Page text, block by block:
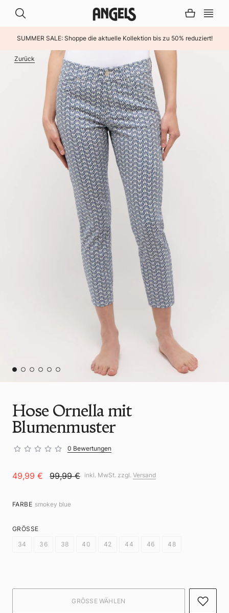
SUMMER SALE: Shoppe die aktuelle Kollektion bis zu 50% reduziert!
Zurück
Hose Ornella mit
Blumenmuster
0 Bewertungen
49,99 € 99,99 € inkl. MwSt. zzgl. Versand
FARBE smokey blue
GRÖSSE
34
36 38 40 42 44 46 48